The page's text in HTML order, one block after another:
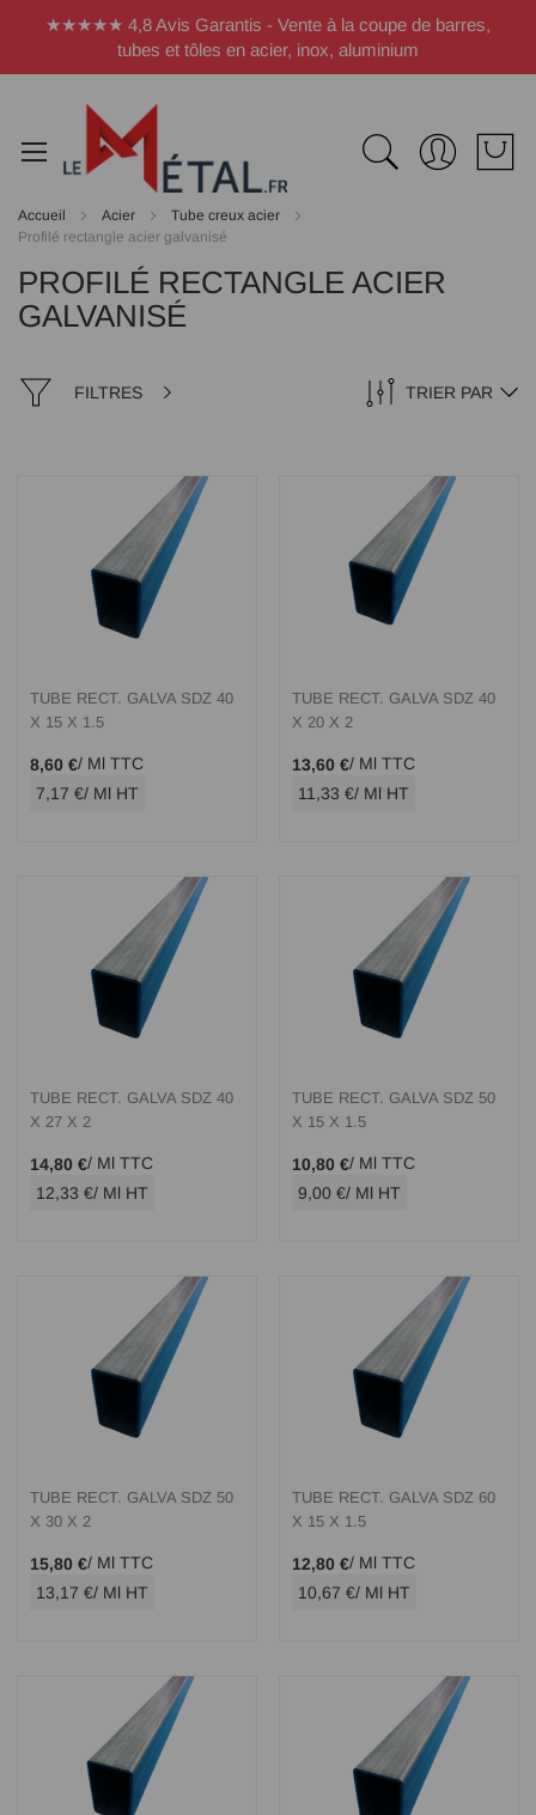
★★★★★ 4,8 Avis Garantis - Vente à la coupe de barres,
tubes et tôles en acier, inox, aluminium
Accueil Acier
Tube creux acier
Profilé rectangle acier galvanisé
PROFILÉ RECTANGLE ACIER
GALVANISÉ
FILTRES TRIER PAR
TUBE RECT. GALVA SDZ 40
X 15 X 1.5
8,60 €/ Ml TTC
7,17 €/ Ml HT
TUBE RECT. GALVA SDZ 40
X 20 X 2
13,60 €/ Ml TTC
11,33 €/ Ml HT
TUBE RECT. GALVA SDZ 40
X 27 X 2
14,80 €/ Ml TTC
12,33 €/ Ml HT
TUBE RECT. GALVA SDZ 50
X 15 X 1.5
10,80 €/ Ml TTC
9,00 €/ Ml HT
TUBE RECT. GALVA SDZ 50
X 30 X 2
15,80 €/ Ml TTC
13,17 €/ Ml HT
TUBE RECT. GALVA SDZ 60
X 15 X 1.5
12,80 €/ Ml TTC
10,67 €/ Ml HT